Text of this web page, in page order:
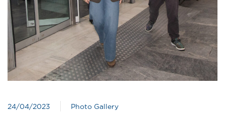
24/04/2023 Photo Gallery